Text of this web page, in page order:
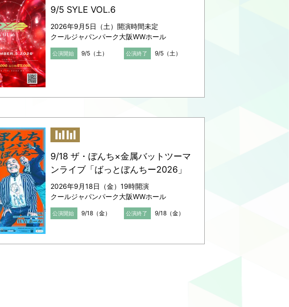
9/5 SYLE VOL.6
2026年9月5日（土）開演時間未定
クールジャパンパーク大阪WWホール
公演開始 9/5（土） 公演終了 9/5（土）
9/18 ザ・ぼんち×金属バットツーマ
ンライブ「ばっとぼんちー2026」
2026年9月18日（金）19時開演
クールジャパンパーク大阪WWホール
公演開始 9/18（金） 公演終了 9/18（金）